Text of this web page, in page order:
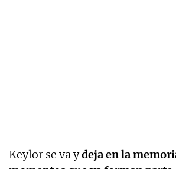
Keylor se va ydeja en la